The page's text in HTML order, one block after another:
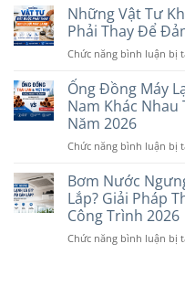
Những Vật Tư
Phải Thay Để
Chức năng bình luận bị
Ống Đồng Máy
Nam Khác Nhau
Năm 2026
Chức năng bình luận bị
Bơm Nước
Lắp? Giải Pháp
Công Trình 2026
Chức năng bình luận bị